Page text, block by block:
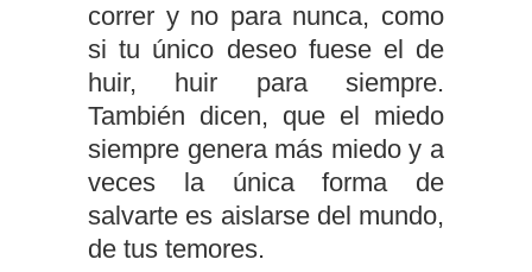
correr y no para nunca, como
si tu único deseo fuese el de
huir, huir para siempre.
También dicen, que el miedo
siempre genera más miedo y a
veces la única forma de
salvarte es aislarse del mundo,
de tus temores.